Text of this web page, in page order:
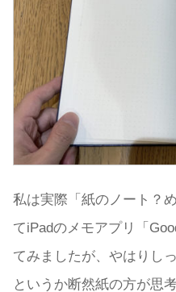
私は実際「紙のノート？
てiPadのメモアプリ「
てみましたが、やはりし
というか断然紙の方が思